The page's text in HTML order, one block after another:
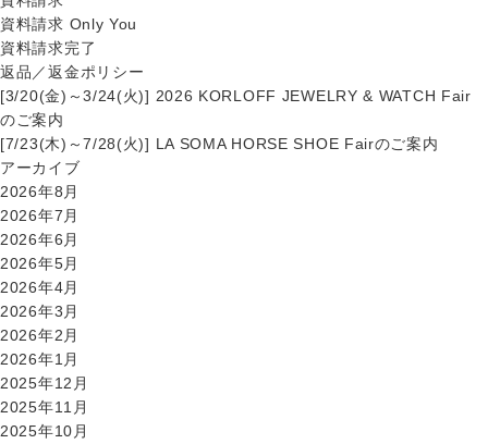
資料請求 Only You
資料請求完了
返品／返金ポリシー
[3/20(金)～3/24(火)] 2026 KORLOFF JEWELRY & WATCH Fair
のご案内
[7/23(木)～7/28(火)] LA SOMA HORSE SHOE Fairのご案内
アーカイブ
2026年8月
2026年7月
2026年6月
2026年5月
2026年4月
2026年3月
2026年2月
2026年1月
2025年12月
2025年11月
2025年10月